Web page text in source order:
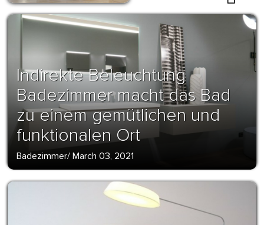
Indirekte Beleuchtung
Badezimmer macht das Bad
zu einem gemütlichen und
funktionalen Ort
Badezimmer/ March 03, 2021